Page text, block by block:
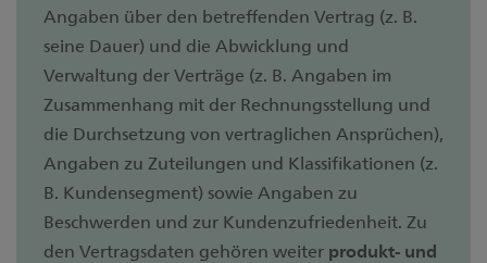
Angaben über den betreffenden Vertrag (z. B.
seine Dauer) und die Abwicklung und
Verwaltung der Verträge (z. B. Angaben im
Zusammenhang mit der Rechnungsstellung und
die Durchsetzung von vertraglichen Ansprüchen),
Angaben zu Zuteilungen und Klassifikationen (z.
B. Kundensegment) sowie Angaben zu
Beschwerden und zur Kundenzufriedenheit. Zu
den Vertragsdaten gehören weiter produkt- und